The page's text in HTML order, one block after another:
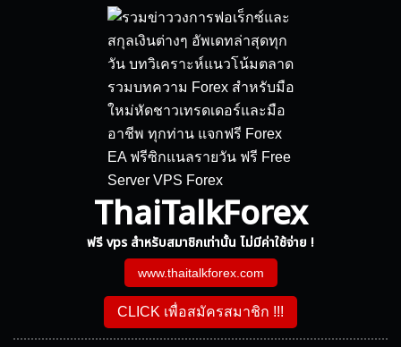
ThaiTalkForex
ฟรี vps สำหรับสมาชิกเท่านั้น ไม่มีค่าใช้จ่าย !
www.thaitalkforex.com
CLICK เพื่อสมัครสมาชิก !!!